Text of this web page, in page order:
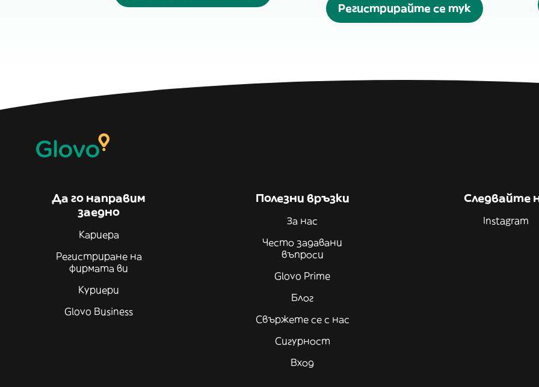
Регистрирайте се тук
Да го направим
заедно
Кариера
Регистриране на
фирмата ви
Куриери
Glovo Business
Полезни връзки
За нас
Често задавани
въпроси
Glovo Prime
Блог
Свържете се с нас
Сигурност
Вход
Следвайте
Instagram